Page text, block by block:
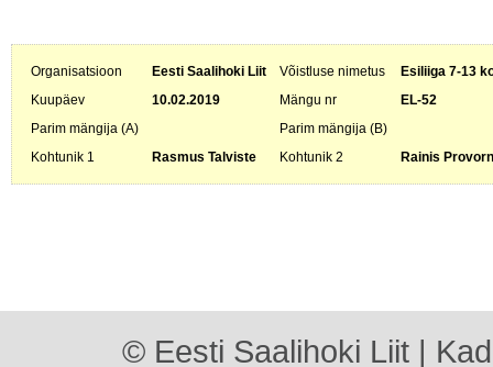
Organisatsioon Eesti Saalihoki Liit Võistluse nimetus
Esiliiga 7-13
Kuupäev
10.02.2019 Mängu nr
EL-52
Parim mängija (A)
Parim mängija (B)
Kohtunik 1
Rasmus Talviste Kohtunik 2 Rainis
© Eesti Saalihoki Liit |